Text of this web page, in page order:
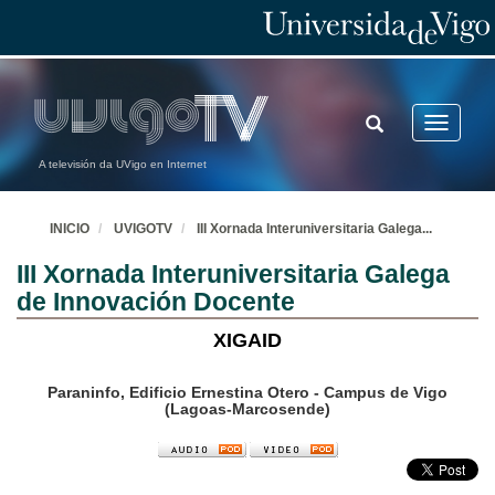
A televisión da UVigo en Internet
Toggle
TOGGLE
SEARCH
INICIO UVIGOTV III Xornada Interuniversitaria Galega...
III Xornada Interuniversitaria Galega
de Innovación Docente
XIGAID
Paraninfo, Edificio Ernestina Otero - Campus de Vigo
(Lagoas-Marcosende)